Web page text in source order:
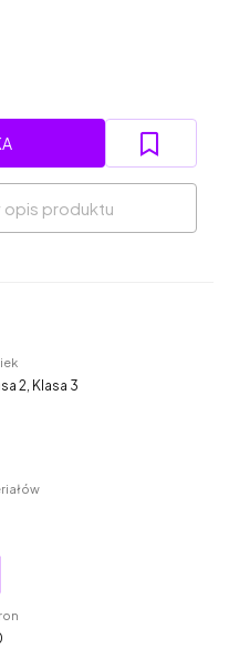
opis produktu
2, Klasa 3